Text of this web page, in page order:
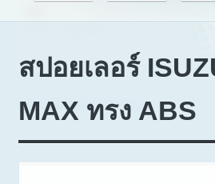
สปอยเลอร์
MAX ทรง ABS